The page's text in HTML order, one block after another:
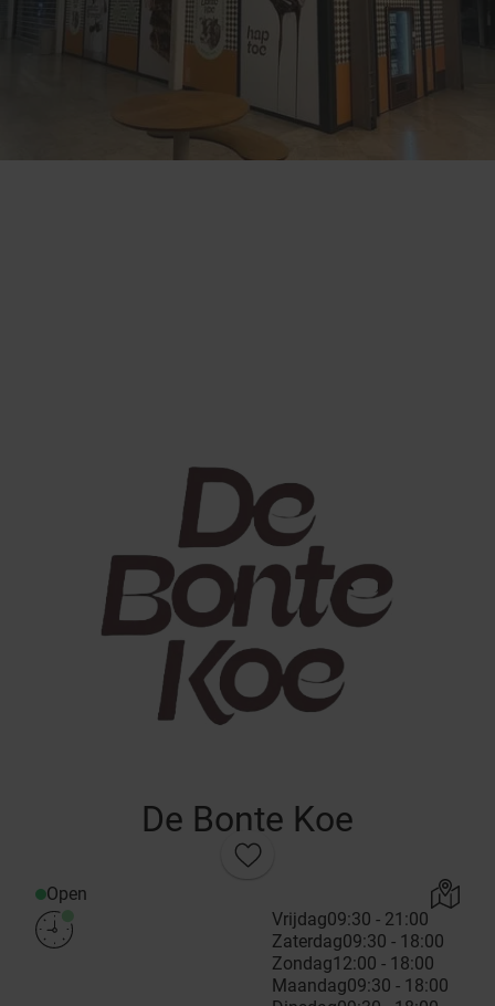
De Bonte Koe
Open
Vrijdag09:30 - 21:00
Zaterdag09:30 - 18:00
Zondag12:00 - 18:00
Maandag09:30 - 18:00